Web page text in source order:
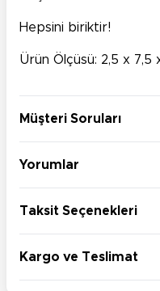
Hepsini biriktir!
Ürün Ölçüsü: 2,5 x 7,5
Müşteri Soruları
Yorumlar
Taksit Seçenekleri
Kargo ve Teslimat